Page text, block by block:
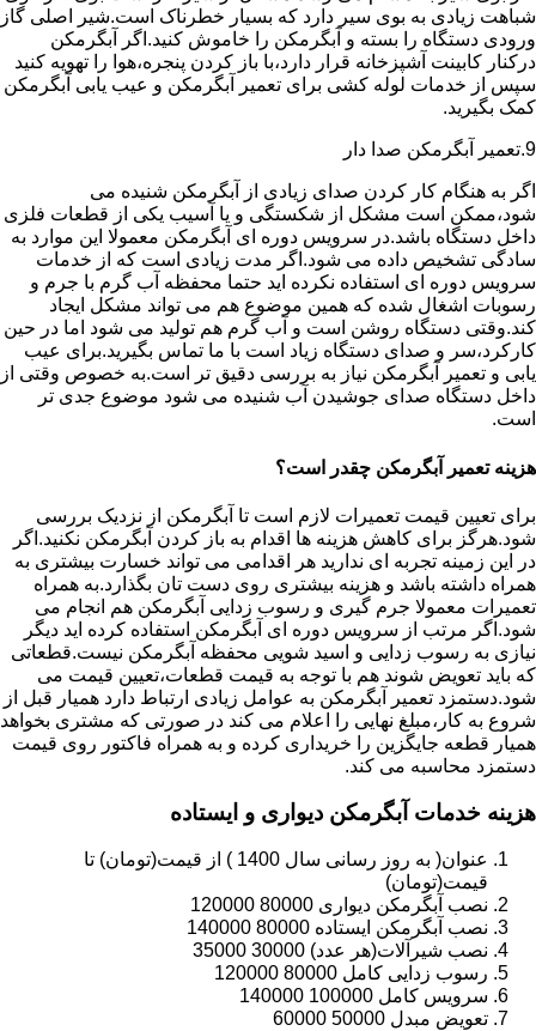
شباهت زیادی به بوی سیر دارد که بسیار خطرناک است.شیر اصلی گاز
ورودی دستگاه را بسته و آبگرمکن را خاموش کنید.اگر آبگرمکن
درکنار کابینت آشپزخانه قرار دارد،با باز کردن پنجره،هوا را تهویه کنید
سپس از خدمات لوله کشی برای تعمیر آبگرمکن و عیب یابی آبگرمکن
کمک بگیرید.
9.تعمیر آبگرمکن صدا دار
اگر به هنگام کار کردن صدای زیادی از آبگرمکن شنیده می
شود،ممکن است مشکل از شکستگی و یا آسیب یکی از قطعات فلزی
داخل دستگاه باشد.در سرویس دوره ای آبگرمکن معمولا این موارد به
سادگی تشخیص داده می شود.اگر مدت زیادی است که از خدمات
سرویس دوره ای استفاده نکرده اید حتما محفظه آب گرم با جرم و
رسوبات اشغال شده که همین موضوع هم می تواند مشکل ایجاد
کند.وقتی دستگاه روشن است و آب گرم هم تولید می شود اما در حین
کارکرد،سر و صدای دستگاه زیاد است با ما تماس بگیرید.برای عیب
یابی و تعمیر آبگرمکن نیاز به بررسی دقیق تر است.به خصوص وقتی از
داخل دستگاه صدای جوشیدن آب شنیده می شود موضوع جدی تر
است.
هزینه تعمیر آبگرمکن چقدر است؟
برای تعیین قیمت تعمیرات لازم است تا آبگرمکن از نزدیک بررسی
شود.هرگز برای کاهش هزینه ها اقدام به باز کردن آبگرمکن نکنید.اگر
در این زمینه تجربه ای ندارید هر اقدامی می تواند خسارت بیشتری به
همراه داشته باشد و هزینه بیشتری روی دست تان بگذارد.به همراه
تعمیرات معمولا جرم گیری و رسوب زدایی آبگرمکن هم انجام می
شود.اگر مرتب از سرویس دوره ای آبگرمکن استفاده کرده اید دیگر
نیازی به رسوب زدایی و اسید شویی محفظه آبگرمکن نیست.قطعاتی
که باید تعویض شوند هم با توجه به قیمت قطعات،تعیین قیمت می
شود.دستمزد تعمیر آبگرمکن به عوامل زیادی ارتباط دارد همیار قبل از
شروع به کار،مبلغ نهایی را اعلام می کند در صورتی که مشتری بخواهد
همیار قطعه جایگزین را خریداری کرده و به همراه فاکتور روی قیمت
دستمزد محاسبه می کند.
هزینه خدمات آبگرمکن دیواری و ایستاده
عنوان( به روز رسانی سال 1400 ) از قیمت(تومان) تا
قیمت(تومان)
نصب آبگرمکن دیواری 80000 120000
نصب آبگرمکن ایستاده 80000 140000
نصب شیرآلات(هر عدد) 30000 35000
رسوب زدایی کامل 80000 120000
سرویس کامل 100000 140000
تعویض مبدل 50000 60000